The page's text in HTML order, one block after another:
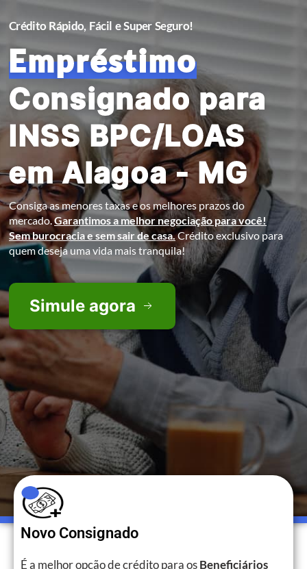
Crédito Rápido, Fácil e Super Seguro!
Empréstimo
Consignado para
INSS BPC/LOAS
em Alagoa - MG
Consiga as menores taxas e os melhores prazos do
mercado.Garantimos a melhor negociação para você!
Sem burocracia e sem sair de casa.Crédito exclusivo para
quem deseja uma vida mais tranquila!
Simule agora
Novo Consignado
É a melhor opção de crédito para osBeneficiários